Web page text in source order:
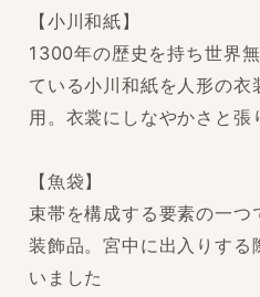
【小川和紙】
1300年の歴史を持ち世界
ている小川和紙を人形の衣
用。衣裳にしなやかさと張
【魚袋】
束帯を構成する要素の一つ
装飾品。宮中に出入りする
いました